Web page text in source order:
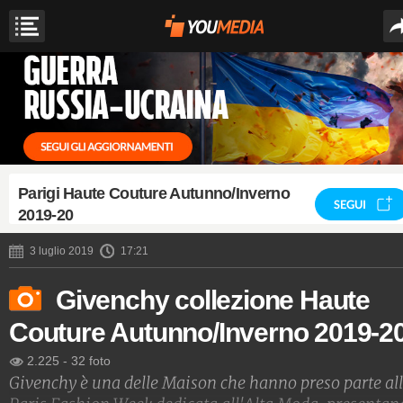
Parigi Haute Couture Autunno/Inverno
2019-20
SEGUI
3 luglio 2019 17:21
Givenchy collezione Haute
Couture Autunno/Inverno 2019-
2.225 - 32 foto
Givenchy è una delle Maison che hanno preso parte